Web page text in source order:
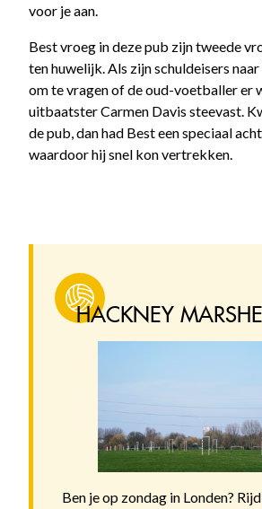
voor je aan.
Best vroeg in deze pub zijn tweede
ten huwelijk. Als zijn schuldeisers
om te vragen of de oud-voetballer er
uitbaatster Carmen Davis steevast.
de pub, dan had Best een speciaal
waardoor hij snel kon vertrekken.
HACKNEY
Ben je op zondag in Londen?